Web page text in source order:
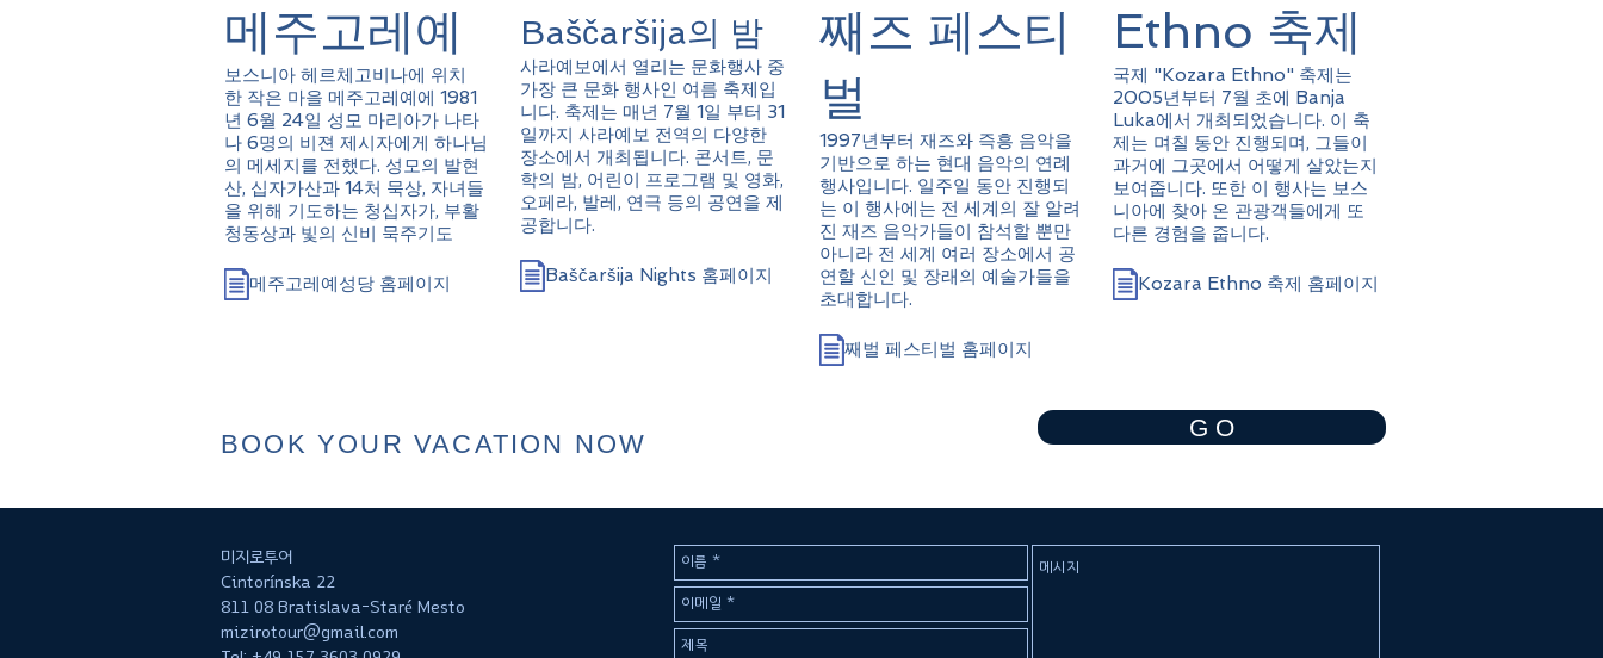
​메주고레예
보스니아 헤르체고비나에 위치
한 작은 마을 메주고레예에 1981
년 6월 24일 성모 마리아가 나타
나 6명의 비젼 제시자에게 하나님
의 메세지를 전했다. 성모의 발현
산, 십자가산과 14처 묵상, 자녀들
을 위해 기도하는 청십자가, 부활
청동상과 빛의 신비 묵주기도
메주고레예성당 홈페이지
Baščaršija의 밤
사라예보에서 열리는 문화행사 중
가장 큰 문화 행사인 여름 축제입
니다. 축제는 매년 7월 1일 부터 31
일까지 사라예보 전역의 다양한
장소에서 개최됩니다. 콘서트, 문
학의 밤, 어린이 프로그램 및 영화,
오페라, 발레, 연극 등의 공연을 제
공합니다.
Baščaršija Nights 홈페이지
​째즈 페스티
벌
1997년부터 재즈와 즉흥 음악을
기반으로 하는 현대 음악의 연례
행사입니다. 일주일 동안 진행되
는 이 행사에는 전 세계의 잘 알려
진 재즈 음악가들이 참석할 뿐만
아니라 전 세계 여러 장소에서 공
연할 신인 및 장래의 예술가들을
초대합니다.
째벌 페스티벌 홈페이지
​Ethno 축제
국제 "Kozara Ethno" 축제는
2005년부터 7월 초에 Banja
Luka에서 개최되었습니다. 이 축
제는 며칠 동안 진행되며, 그들이
과거에 그곳에서 어떻게 살았는지
보여줍니다. 또한 이 행사는 보스
니아에 찾아 온 관광객들에게 또
다른 경험을 줍니다.
Kozara Ethno 축제 홈페이지
BOOK YOUR VACATION NOW
G O
미지로투어
Cintorínska 22
811 08 Bratislava-Staré Mesto
mizirotour@gmail.com